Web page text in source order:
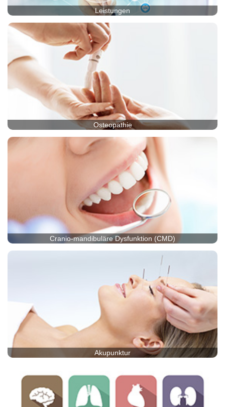
Leistungen
Osteopathie
Cranio-mandibuläre Dysfunktion (CMD)
Akupunktur